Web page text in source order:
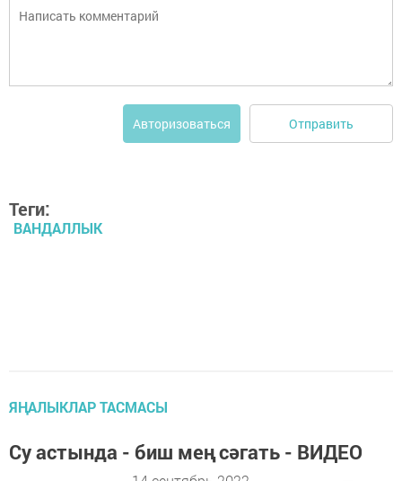
Авторизоваться Отправить
Теги:
ВАНДАЛЛЫК
ЯҢАЛЫКЛАР ТАСМАСЫ
Су астында - биш мең сәгать - ВИДЕО